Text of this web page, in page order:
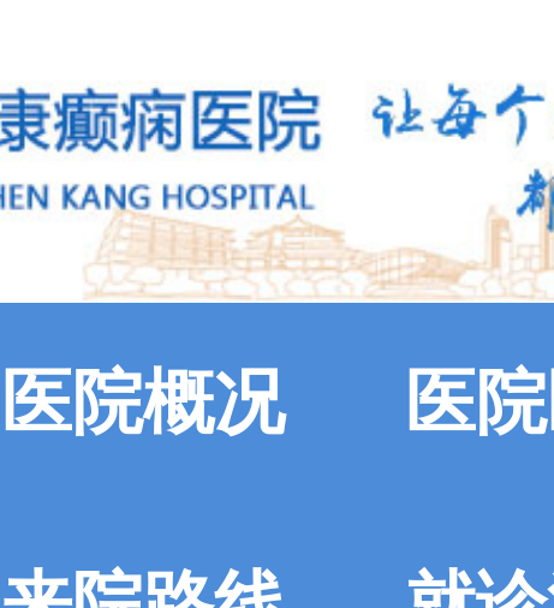
医院概况 医